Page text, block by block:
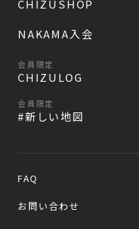
CHIZUSHOP
NAKAMA入会
会員限定
CHIZULOG
会員限定
#新しい地図
FAQ
お問い合わせ